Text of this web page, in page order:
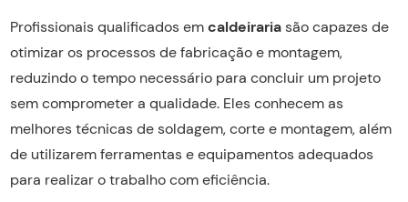
Profissionais qualificados emcaldeirariasão capazes de
otimizar os processos de fabricação e montagem,
reduzindo o tempo necessário para concluir um projeto
sem comprometer a qualidade. Eles conhecem as
melhores técnicas de soldagem, corte e montagem, além
de utilizarem ferramentas e equipamentos adequados
para realizar o trabalho com eficiência.